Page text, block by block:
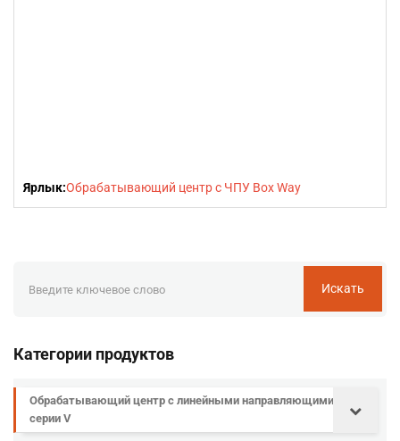
Ярлык:Обрабатывающий центр с ЧПУ Box Way
Искать
Категории продуктов
Обрабатывающий центр с линейными направляющими
серии V